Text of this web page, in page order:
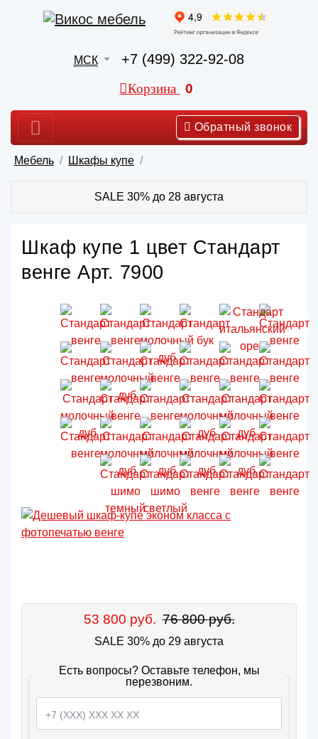
МСК +7 (499) 322-92-08
Корзина 0
Обратный звонок
Мебель Шкафы купе
SALE 30% до 28 августа
Шкаф купе 1 цвет Стандарт
венге Арт. 7900
53 800 руб. 76 800 руб.
SALE 30% до 29 августа
Есть вопросы? Оставьте телефон, мы
перезвоним.